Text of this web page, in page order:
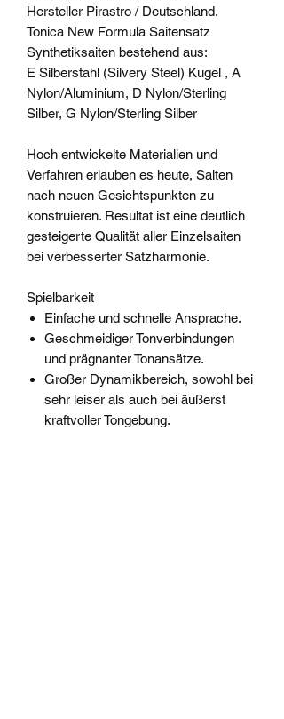
Hersteller Pirastro / Deutschland.
Tonica New Formula Saitensatz
Synthetiksaiten bestehend aus:
E Silberstahl (Silvery Steel) Kugel , A
Nylon/Aluminium, D Nylon/Sterling
Silber, G Nylon/Sterling Silber
Hoch entwickelte Materialien und
Verfahren erlauben es heute, Saiten
nach neuen Gesichtspunkten zu
konstruieren. Resultat ist eine deutlich
gesteigerte Qualität aller Einzelsaiten
bei verbesserter Satzharmonie.
Spielbarkeit
Einfache und schnelle Ansprache.
Geschmeidiger Tonverbindungen
und prägnanter Tonansätze.
Großer Dynamikbereich, sowohl bei
sehr leiser als auch bei äußerst
kraftvoller Tongebung.